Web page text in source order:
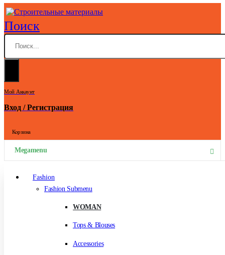
Поиск
Мой Аккаунт
Вход / Регистрация
Корзина
Megamenu
Fashion
Fashion Submenu
WOMAN
Tops & Blouses
Accessories